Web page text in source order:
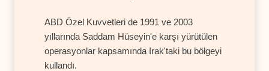
ABD Özel Kuvvetleri de 1991 ve 2003
yıllarında Saddam Hüseyin'e karşı yürütülen
operasyonlar kapsamında Irak'taki bu bölgeyi
kullandı.